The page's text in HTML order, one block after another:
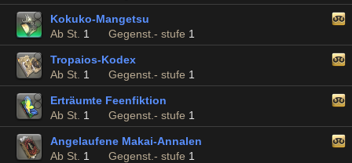
Kokuko-Mangetsu
Ab St. 1 Gegenst.- stufe 1
Tropaios-Kodex
Ab St. 1 Gegenst.- stufe 1
Erträumte Feenfiktion
Ab St. 1 Gegenst.- stufe 1
Angelaufene Makai-Annalen
Ab St. 1 Gegenst.- stufe 1